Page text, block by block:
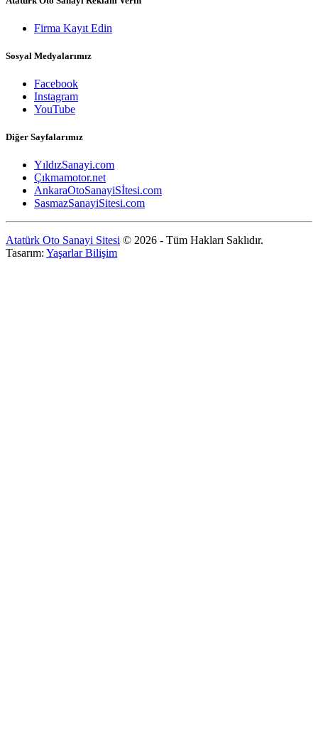
Firma Kayıt Edin
Sosyal Medyalarımız
Facebook
Instagram
YouTube
Diğer Sayfalarımız
YıldızSanayi.com
Çıkmamotor.net
AnkaraOtoSanayiSİtesi.com
SasmazSanayiSitesi.com
Atatürk Oto Sanayi Sitesi © 2026 - Tüm Hakları Saklıdır.
Tasarım: Yaşarlar Bilişim